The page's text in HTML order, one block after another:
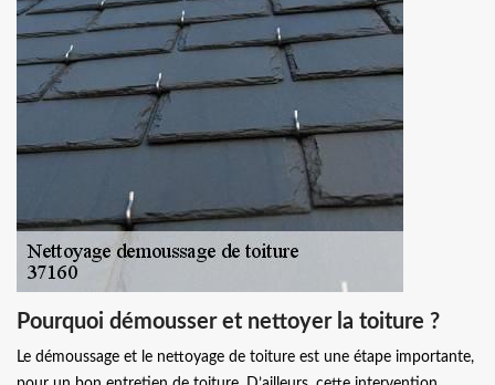
Pourquoi démousser et nettoyer la toiture ?
Le démoussage et le nettoyage de toiture est une étape importante,